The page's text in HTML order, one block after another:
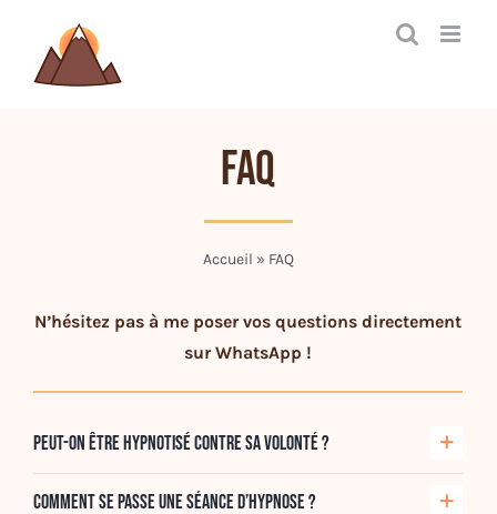
contenu
FAQ
Accueil » FAQ
N’hésitez pas à me poser vos questions directement
sur WhatsApp !
Peut-on être hypnotisé contre sa volonté ?
Comment se passe une séance d’hypnose ?